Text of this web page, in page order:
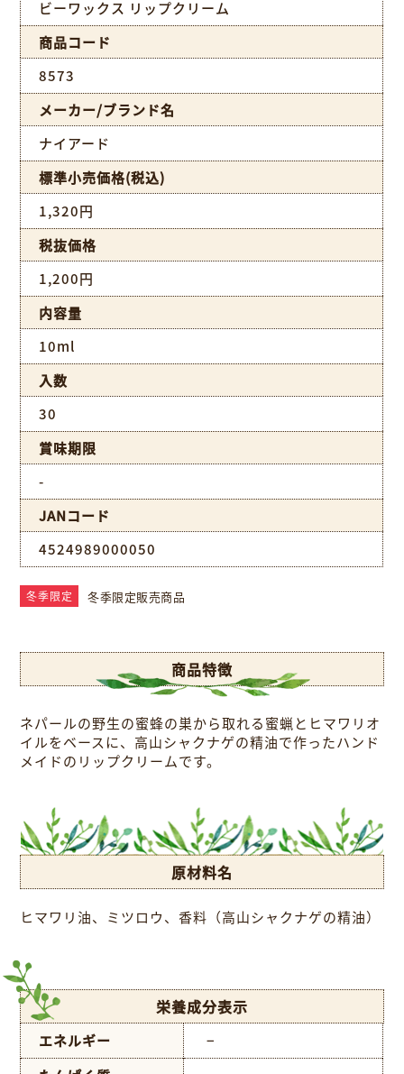
ビーワックス リップクリーム
商品コード
8573
メーカー/ブランド名
ナイアード
標準小売価格(税込)
1,320円
税抜価格
1,200円
内容量
10ml
入数
30
賞味期限
-
JANコード
4524989000050
冬季限定 冬季限定販売商品
商品特徴
ネパールの野生の蜜蜂の巣から取れる蜜蝋とヒマワリオ
イルをベースに、高山シャクナゲの精油で作ったハンド
メイドのリップクリームです。
原材料名
ヒマワリ油、ミツロウ、香料（高山シャクナゲの精油）
栄養成分表示
エネルギー
−